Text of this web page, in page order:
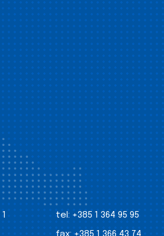
tel: +385 1 364 95 95